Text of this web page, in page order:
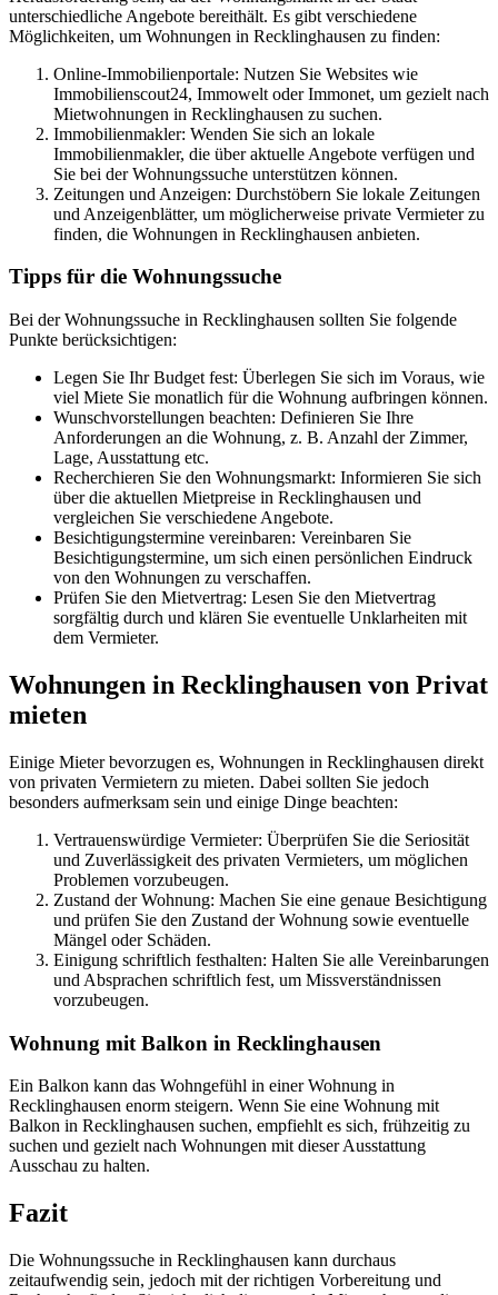
unterschiedliche Angebote bereithält. Es gibt verschiedene
Möglichkeiten, um Wohnungen in Recklinghausen zu finden:
Online-Immobilienportale: Nutzen Sie Websites wie
Immobilienscout24, Immowelt oder Immonet, um gezielt nach
Mietwohnungen in Recklinghausen zu suchen.
Immobilienmakler: Wenden Sie sich an lokale
Immobilienmakler, die über aktuelle Angebote verfügen und
Sie bei der Wohnungssuche unterstützen können.
Zeitungen und Anzeigen: Durchstöbern Sie lokale Zeitungen
und Anzeigenblätter, um möglicherweise private Vermieter zu
finden, die Wohnungen in Recklinghausen anbieten.
Tipps für die Wohnungssuche
Bei der Wohnungssuche in Recklinghausen sollten Sie folgende
Punkte berücksichtigen:
Legen Sie Ihr Budget fest: Überlegen Sie sich im Voraus, wie
viel Miete Sie monatlich für die Wohnung aufbringen können.
Wunschvorstellungen beachten: Definieren Sie Ihre
Anforderungen an die Wohnung, z. B. Anzahl der Zimmer,
Lage, Ausstattung etc.
Recherchieren Sie den Wohnungsmarkt: Informieren Sie sich
über die aktuellen Mietpreise in Recklinghausen und
vergleichen Sie verschiedene Angebote.
Besichtigungstermine vereinbaren: Vereinbaren Sie
Besichtigungstermine, um sich einen persönlichen Eindruck
von den Wohnungen zu verschaffen.
Prüfen Sie den Mietvertrag: Lesen Sie den Mietvertrag
sorgfältig durch und klären Sie eventuelle Unklarheiten mit
dem Vermieter.
Wohnungen in Recklinghausen von Privat
mieten
Einige Mieter bevorzugen es, Wohnungen in Recklinghausen direkt
von privaten Vermietern zu mieten. Dabei sollten Sie jedoch
besonders aufmerksam sein und einige Dinge beachten:
Vertrauenswürdige Vermieter: Überprüfen Sie die Seriosität
und Zuverlässigkeit des privaten Vermieters, um möglichen
Problemen vorzubeugen.
Zustand der Wohnung: Machen Sie eine genaue Besichtigung
und prüfen Sie den Zustand der Wohnung sowie eventuelle
Mängel oder Schäden.
Einigung schriftlich festhalten: Halten Sie alle Vereinbarungen
und Absprachen schriftlich fest, um Missverständnissen
vorzubeugen.
Wohnung mit Balkon in Recklinghausen
Ein Balkon kann das Wohngefühl in einer Wohnung in
Recklinghausen enorm steigern. Wenn Sie eine Wohnung mit
Balkon in Recklinghausen suchen, empfiehlt es sich, frühzeitig zu
suchen und gezielt nach Wohnungen mit dieser Ausstattung
Ausschau zu halten.
Fazit
Die Wohnungssuche in Recklinghausen kann durchaus
zeitaufwendig sein, jedoch mit der richtigen Vorbereitung und